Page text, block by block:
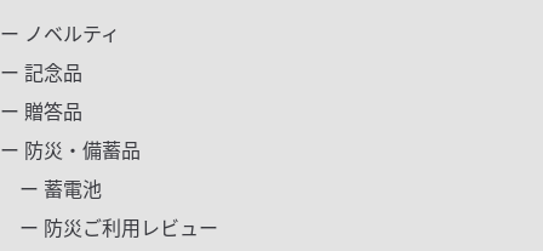
ー ノベルティ
ー 記念品
ー 贈答品
ー 防災・備蓄品
ー 蓄電池
ー 防災ご利用レビュー